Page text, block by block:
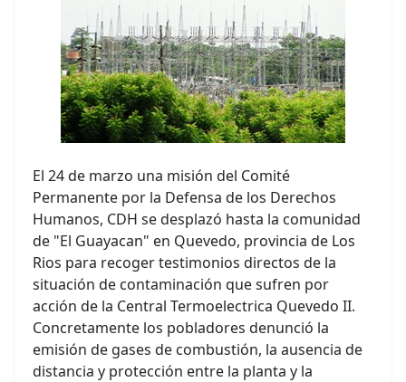
El 24 de marzo una misión del Comité
Permanente por la Defensa de los Derechos
Humanos, CDH se desplazó hasta la comunidad
de "El Guayacan" en Quevedo, provincia de Los
Rios para recoger testimonios directos de la
situación de contaminación que sufren por
acción de la Central Termoelectrica Quevedo II.
Concretamente los pobladores denunció la
emisión de gases de combustión, la ausencia de
distancia y protección entre la planta y la